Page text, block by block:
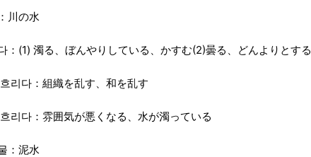
川の水
：(1) 濁る、ぼんやりしている、かすむ(2)曇る、どんよりとする
리다：組織を乱す、和を乱す
리다：雰囲気が悪くなる、水が濁っている
：泥水